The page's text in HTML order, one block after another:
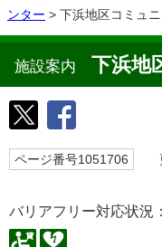
ンター > 下浜地区コミュ
施設案内 下浜地
ページ番号1051706
バリアフリー対応状況：